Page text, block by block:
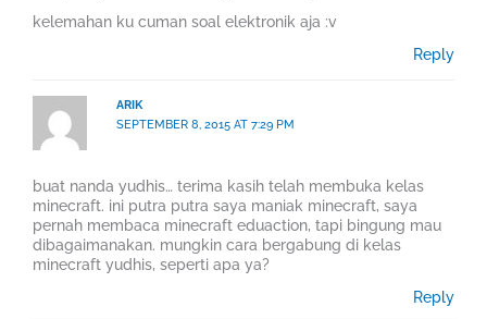
kelemahan ku cuman soal elektronik aja :v
Reply
ARIK
SEPTEMBER 8, 2015 AT 7:29 PM
buat nanda yudhis… terima kasih telah membuka kelas
minecraft. ini putra putra saya maniak minecraft, saya
pernah membaca minecraft eduaction, tapi bingung mau
dibagaimanakan. mungkin cara bergabung di kelas
minecraft yudhis, seperti apa ya?
Reply